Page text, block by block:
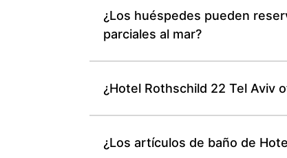
¿Los huéspedes pueden
parciales al mar?
¿Hotel Rothschild 22 Tel Aviv
¿Los artículos de baño de